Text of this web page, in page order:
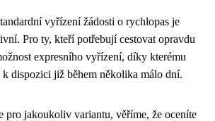
vyřízení žádosti o rychlopas je
Pro ty, kteří potřebují cestovat opravdu
expresního vyřízení, díky kterému
k dispozici již během několika málo dní.
pro jakoukoliv variantu, věříme, že oceníte